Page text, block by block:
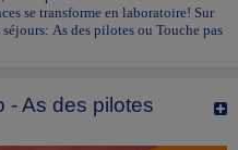
se transforme en laboratoire! Sur
As des pilotes ou Touche pas
- As des pilotes